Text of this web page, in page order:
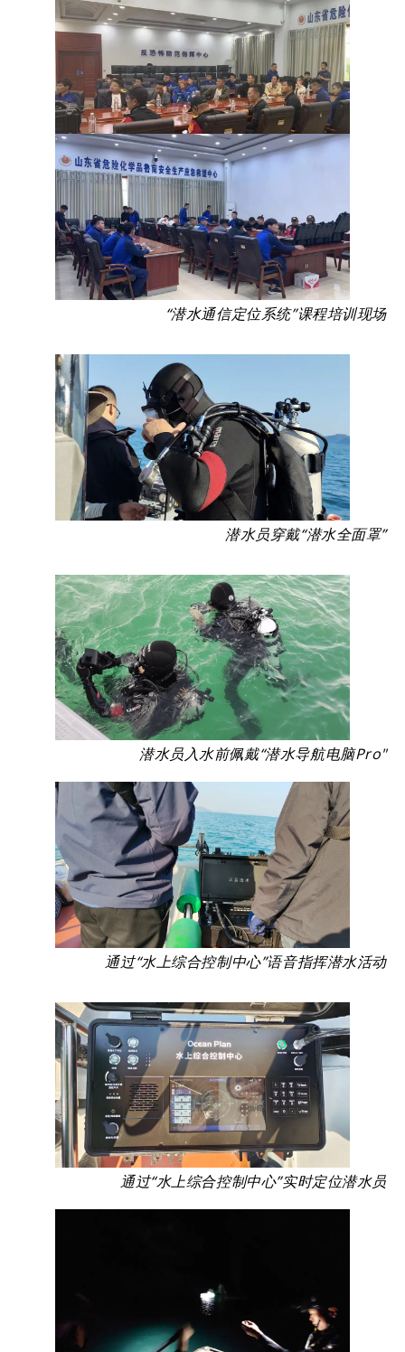
“潜水通信定位系统”课程培训现场
潜水员穿戴“潜水全面罩”
潜水员入水前佩戴“潜水导航电脑Pro"
通过“水上综合控制中心”语音指挥潜水活动
通过“水上综合控制中心”实时定位潜水员